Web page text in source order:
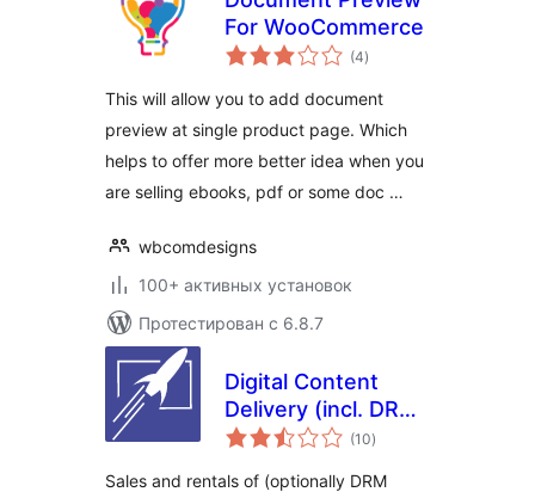
For WooCommerce
(4общий
рейтинг
)
This will allow you to add document
preview at single product page. Which
helps to offer more better idea when you
are selling ebooks, pdf or some doc …
wbcomdesigns
100+ активных установок
Протестирован с 6.8.7
Digital Content
Delivery (incl. DRM)
by Flickrocket for
(10общий
рейтинг
)
Sales and rentals of (optionally DRM